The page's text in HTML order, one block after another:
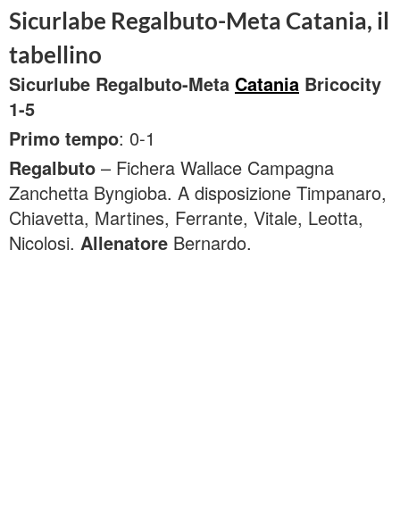
Sicurlabe Regalbuto-Meta Catania, il
tabellino
Sicurlube Regalbuto-Meta Catania Bricocity
1-5
Primo tempo: 0-1
Regalbuto – Fichera Wallace Campagna
Zanchetta Byngioba. A disposizione Timpanaro,
Chiavetta, Martines, Ferrante, Vitale, Leotta,
Nicolosi. Allenatore Bernardo.